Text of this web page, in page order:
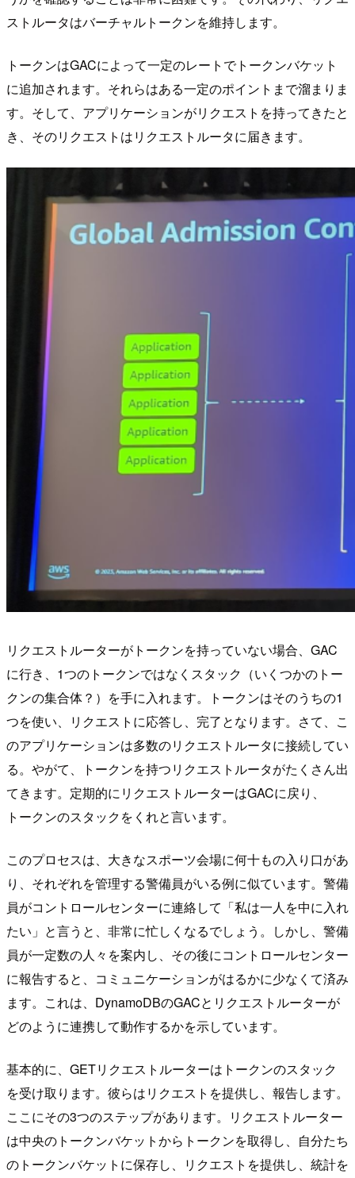
ストルータはバーチャルトークンを維持します。
トークンはGACによって一定のレートでトークンバケット
に追加されます。それらはある一定のポイントまで溜まりま
す。そして、アプリケーションがリクエストを持ってきたと
き、そのリクエストはリクエストルータに届きます。
リクエストルーターがトークンを持っていない場合、GAC
に行き、1つのトークンではなくスタック（いくつかのトー
クンの集合体？）を手に入れます。トークンはそのうちの1
つを使い、リクエストに応答し、完了となります。さて、こ
のアプリケーションは多数のリクエストルータに接続してい
る。やがて、トークンを持つリクエストルータがたくさん出
てきます。定期的にリクエストルーターはGACに戻り、
トークンのスタックをくれと言います。
このプロセスは、大きなスポーツ会場に何十もの入り口があ
り、それぞれを管理する警備員がいる例に似ています。警備
員がコントロールセンターに連絡して「私は一人を中に入れ
たい」と言うと、非常に忙しくなるでしょう。しかし、警備
員が一定数の人々を案内し、その後にコントロールセンター
に報告すると、コミュニケーションがはるかに少なくて済み
ます。これは、DynamoDBのGACとリクエストルーターが
どのように連携して動作するかを示しています。
基本的に、GETリクエストルーターはトークンのスタック
を受け取ります。彼らはリクエストを提供し、報告します。
ここにその3つのステップがあります。リクエストルーター
は中央のトークンバケットからトークンを取得し、自分たち
のトークンバケットに保存し、リクエストを提供し、統計を